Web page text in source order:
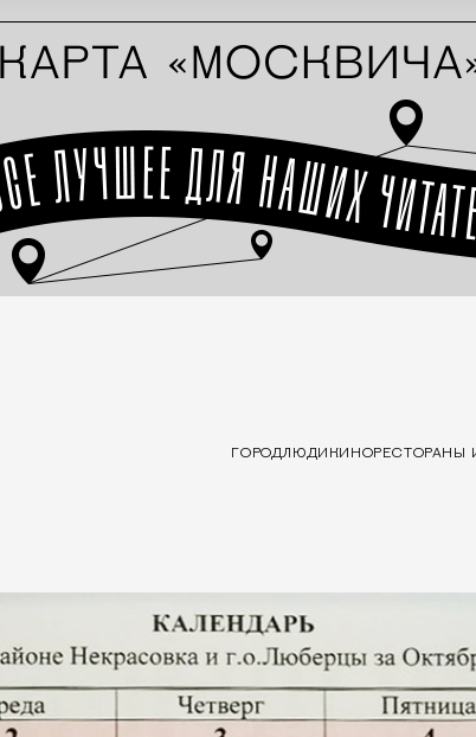
ГОРОДЛЮДИ КИНОРЕСТОРАНЫ